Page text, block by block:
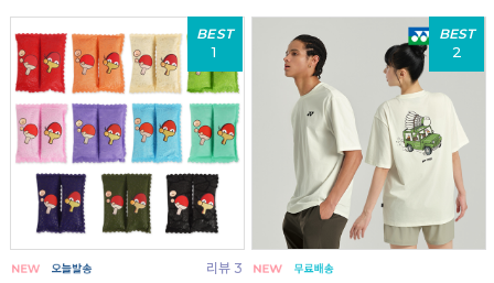
BEST
1
리뷰 3
BEST
2